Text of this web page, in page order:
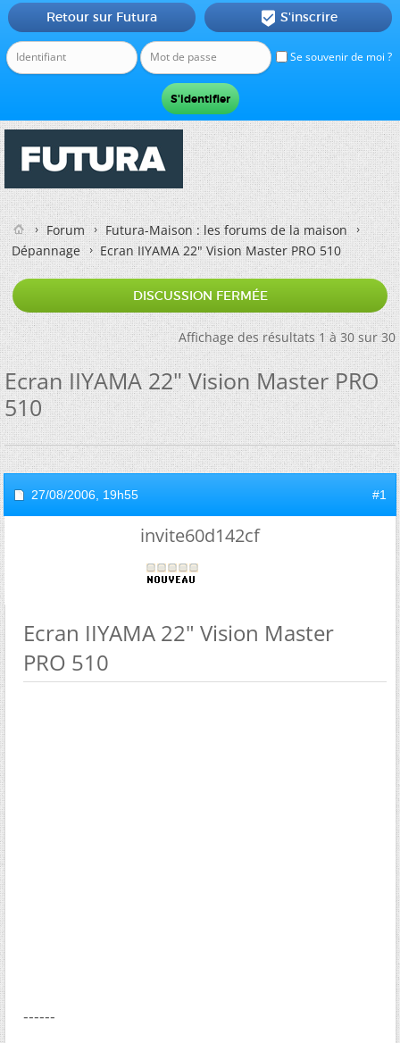
Se souvenir de moi ?
Retour sur Futura  S'inscrire
Forum
Futura-Maison : les forums de la maison
Dépannage
Ecran IIYAMA 22" Vision Master PRO 510
DISCUSSION FERMÉE
Affichage des résultats 1 à 30 sur 30
Ecran IIYAMA 22" Vision Master PRO
510
27/08/2006, 19h55 #1
invite60d142cf
Ecran IIYAMA 22" Vision Master
PRO 510
------